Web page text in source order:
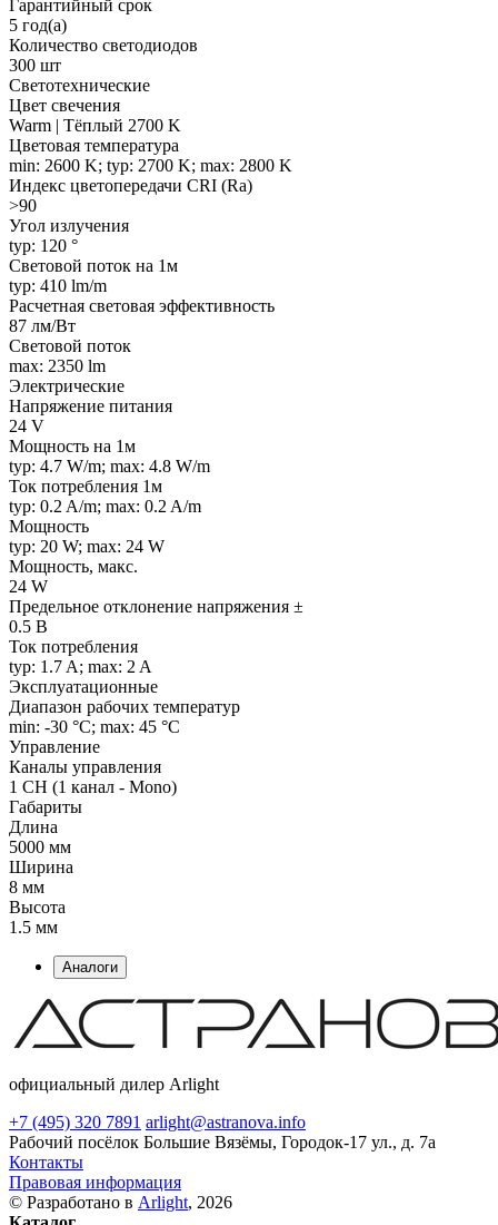
Гарантийный срок
5 год(а)
Количество светодиодов
300 шт
Светотехнические
Цвет свечения
Warm | Тёплый 2700 K
Цветовая температура
min: 2600 K; typ: 2700 K; max: 2800 K
Индекс цветопередачи CRI (Ra)
>90
Угол излучения
typ: 120 °
Световой поток на 1м
typ: 410 lm/m
Расчетная световая эффективность
87 лм/Вт
Световой поток
max: 2350 lm
Электрические
Напряжение питания
24 V
Мощность на 1м
typ: 4.7 W/m; max: 4.8 W/m
Ток потребления 1м
typ: 0.2 A/m; max: 0.2 A/m
Мощность
typ: 20 W; max: 24 W
Мощность, макс.
24 W
Предельное отклонение напряжения ±
0.5 В
Ток потребления
typ: 1.7 A; max: 2 A
Эксплуатационные
Диапазон рабочих температур
min: -30 °C; max: 45 °C
Управление
Каналы управления
1 CH (1 канал - Mono)
Габариты
Длина
5000 мм
Ширина
8 мм
Высота
1.5 мм
Аналоги
официальный дилер Arlight
+7 (495) 320 7891 arlight@astranova.info
Рабочий посёлок Большие Вязёмы, Городок-17 ул., д. 7а
Контакты
Правовая информация
© Разработано в Arlight, 2026